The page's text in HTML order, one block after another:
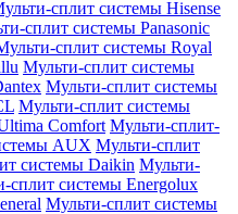
сплит системы Hisense
сплит системы Panasonic
сплит системы Royal
Мульти-сплит системы
Мульти-сплит системы
Мульти-сплит системы
Comfort Мульти-сплит-
AUX Мульти-сплит
системы Daikin Мульти-
сплит системы Energolux
Мульти-сплит системы